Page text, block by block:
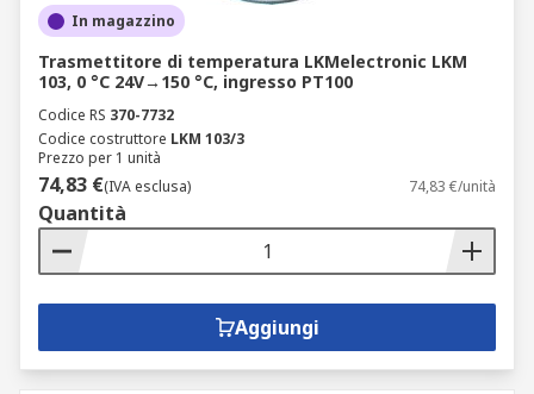
In magazzino
Trasmettitore di temperatura LKMelectronic LKM
103, 0 °C 24V→150 °C, ingresso PT100
Codice RS 370-7732
Codice costruttore LKM 103/3
Prezzo per 1 unità
74,83 €(IVA esclusa) 74,83 €/unità
Quantità
Aggiungi